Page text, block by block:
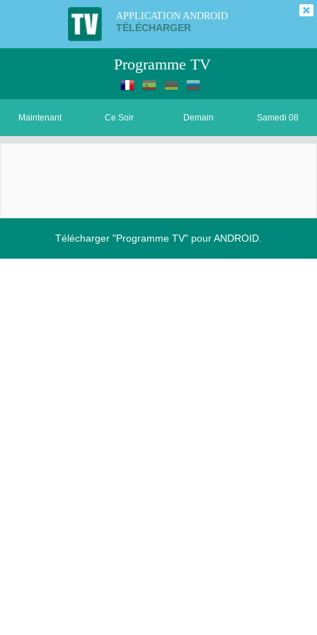
APPLICATION ANDROID
TÉLÉCHARGER
Programme TV
Maintenant Ce Soir Demain Samedi 08
Télécharger "Programme TV" pour ANDROID.